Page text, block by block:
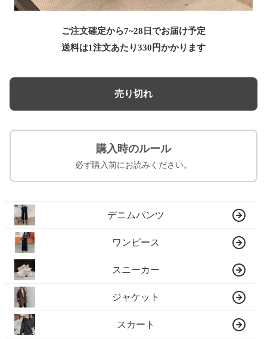
ご注文確定から7~28日でお届け予定
送料は1注文あたり330 円かかります
売り切れ
購入時のルール
必ず購入前にお読みください。
デニムパンツ
ワンピース
スニーカー
ジャケット
スカート